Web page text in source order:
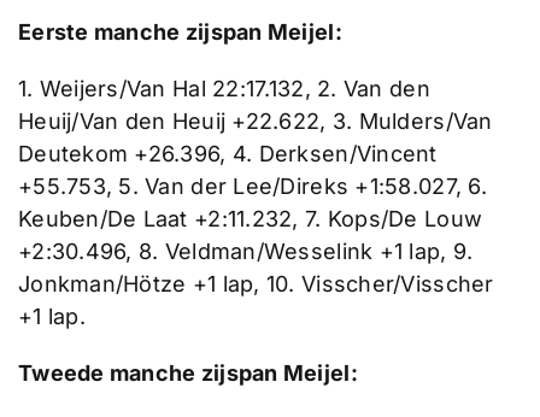
Eerste manche zijspan Meijel:
1. Weijers/Van Hal 22:17.132, 2. Van den
Heuij/Van den Heuij +22.622, 3. Mulders/Van
Deutekom +26.396, 4. Derksen/Vincent
+55.753, 5. Van der Lee/Direks +1:58.027, 6.
Keuben/De Laat +2:11.232, 7. Kops/De Louw
+2:30.496, 8. Veldman/Wesselink +1 lap, 9.
Jonkman/Hötze +1 lap, 10. Visscher/Visscher
+1 lap.
Tweede manche zijspan Meijel: